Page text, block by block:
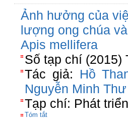
Ảnh hưởng của
lượng ong chúa
Apis mellifera
Số tạp chí (2015)
Tác giả: Hồ
Nguyễn Minh Thư
Tạp chí: Phát
Tóm tắt